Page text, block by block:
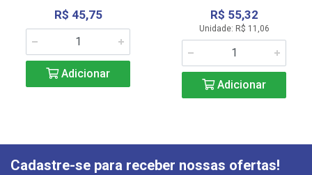
R$ 45,75
Adicionar
R$ 55,32
Unidade: R$ 11,06
Adicionar
Cadastre-se para receber nossas ofertas!